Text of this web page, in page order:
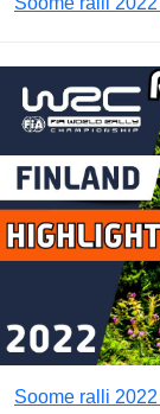
Soome ralli